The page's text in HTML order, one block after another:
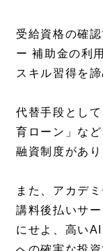
受給資格の確
ー 補助金の利
スキル習得を
代替手段とし
育ローン」な
融資制度があり
また、アカデ
講料後払いサ
にせよ、高い